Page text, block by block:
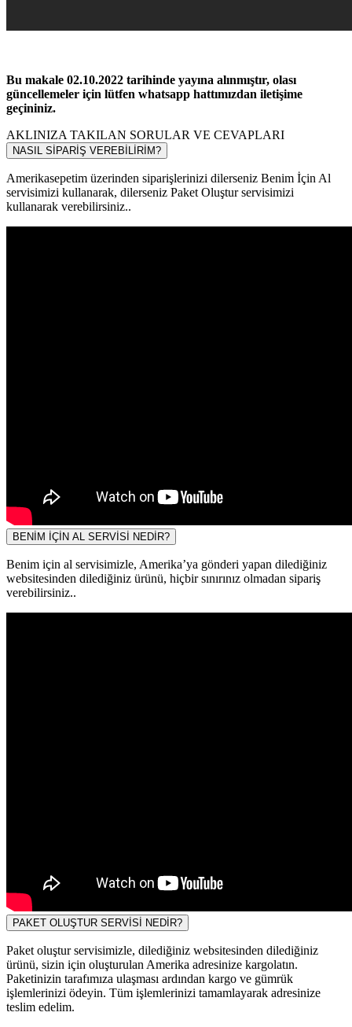
Bu makale 02.10.2022 tarihinde yayına alınmıştır, olası
güncellemeler için lütfen whatsapp hattımızdan iletişime
geçininiz.
AKLINIZA TAKILAN SORULAR VE CEVAPLARI
NASIL SİPARİŞ VEREBİLİRİM?
Amerikasepetim üzerinden siparişlerinizi dilerseniz Benim İçin Al
servisimizi kullanarak, dilerseniz Paket Oluştur servisimizi
kullanarak verebilirsiniz..
BENİM İÇİN AL SERVİSİ NEDİR?
Benim için al servisimizle, Amerika’ya gönderi yapan dilediğiniz
websitesinden dilediğiniz ürünü, hiçbir sınırınız olmadan sipariş
verebilirsiniz..
PAKET OLUŞTUR SERVİSİ NEDİR?
Paket oluştur servisimizle, dilediğiniz websitesinden dilediğiniz
ürünü, sizin için oluşturulan Amerika adresinize kargolatın.
Paketinizin tarafımıza ulaşması ardından kargo ve gümrük
işlemlerinizi ödeyin. Tüm işlemlerinizi tamamlayarak adresinize
teslim edelim.